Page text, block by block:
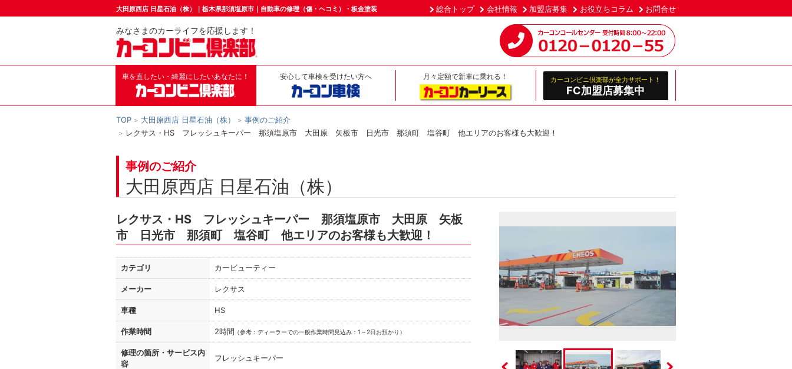
大田原西店 日星石油（株）｜栃木県那須塩原市｜自動車の修理（傷・ヘコミ）・板金塗装 総合トップ 会社情報 加盟店募集 お役立ちコラム お問合せ
みなさまのカーライフを応援します！
車を直したい・綺麗にしたいあなたに！ 安心して車検を受けたい方へ 月々定額で新車に乗れる！ カーコンビニ倶楽部が全力サポート！
FC加盟店募集中
TOP 大田原西店 日星石油（株）
事例のご紹介
レクサス・HS フレッシュキーパー 那須塩原市 大田原 矢板市 日光市 那須町 塩谷町 他エリアのお客様も大歓迎！
事例のご紹介
大田原西店 日星石油（株）
レクサス・HS フレッシュキーパー 那須塩原市 大田原 矢板
市 日光市 那須町 塩谷町 他エリアのお客様も大歓迎！
カテゴリ カービューティー
メーカー レクサス
車種 HS
作業時間 2時間 （参考：ディーラーでの一般作業時間見込み：1～2日お預かり）
修理の箇所・ サービス内
容
フレッシュキーパー